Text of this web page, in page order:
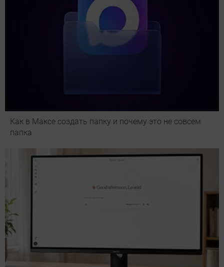
Как в Максе создать папку и почему это не совсем
папка